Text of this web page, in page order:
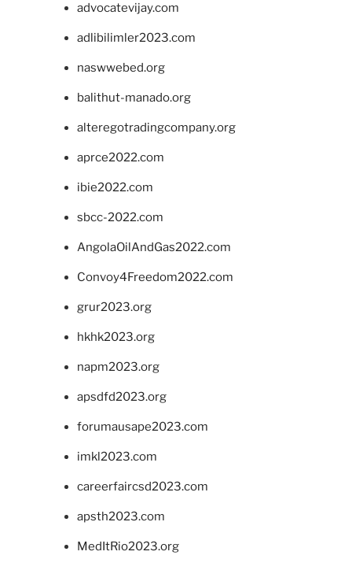
advocatevijay.com
adlibilimler2023.com
naswwebed.org
balithut-manado.org
alteregotradingcompany.org
aprce2022.com
ibie2022.com
sbcc-2022.com
AngolaOilAndGas2022.com
Convoy4Freedom2022.com
grur2023.org
hkhk2023.org
napm2023.org
apsdfd2023.org
forumausape2023.com
imkl2023.com
careerfaircsd2023.com
apsth2023.com
MedItRio2023.org